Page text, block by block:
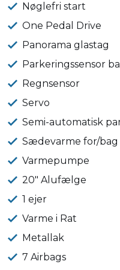
Nøglefri start
One Pedal Drive
Panorama glastag
Parkeringssensor
Regnsensor
Servo
Semi-automatisk
Sædevarme for/bag
Varmepumpe
20" Alufælge
1 ejer
Varme i Rat
Metallak
7 Airbags